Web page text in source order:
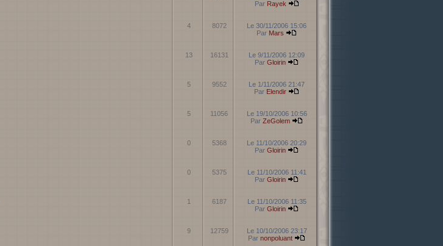
Par Rayek
4 8072
Le 30/11/2006 15:06
Par Mars
13 16131
Le 9/11/2006 12:09
Par Gloirin
5 9552
Le 1/11/2006 21:47
Par Elendir
5 11056
Le 19/10/2006 10:56
Par ZeGolem
0 5368
Le 11/10/2006 20:29
Par Gloirin
0 5375
Le 11/10/2006 11:41
Par Gloirin
1 6187
Le 11/10/2006 11:35
Par Gloirin
9 12759
Le 10/10/2006 23:17
Par nonpoluant